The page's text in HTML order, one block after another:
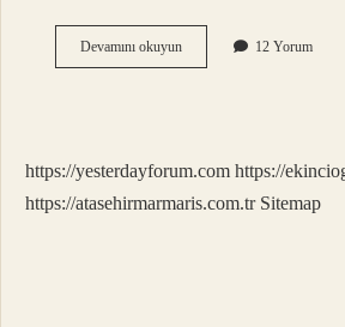
Devamını okuyunMusunuz
Ayrı
12 Yorum
https://yesterdayforum.com https://
https://atasehirmarmaris.com.tr Sitemap